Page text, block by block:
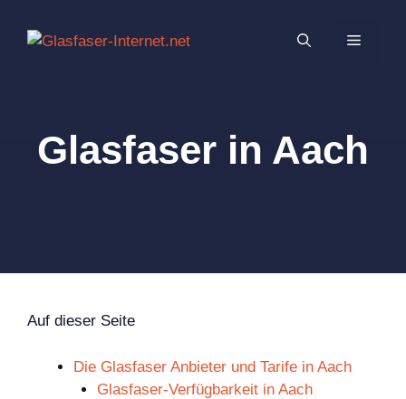
Inhalt
MENÜ
Glasfaser in Aach
Auf dieser Seite
Die Glasfaser Anbieter und Tarife in Aach
Glasfaser-Verfügbarkeit in Aach